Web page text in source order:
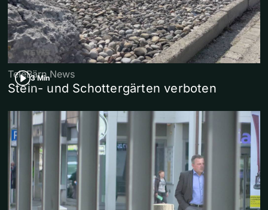
3 Min
TeleBärn News
Stein- und Schottergärten verboten